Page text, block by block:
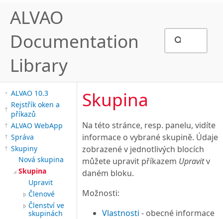
ALVAO
Documentation
Library
ALVAO 10.3
Rejstřík oken a
příkazů
ALVAO WebApp
Správa
Skupiny
Nová skupina
Skupina
Upravit
Členové
Členství ve
skupinách
Skupina
Na této stránce, resp. panelu, vidíte
informace o vybrané skupině. Údaje
zobrazené v jednotlivých blocích
můžete upravit příkazem Upravitv
daném bloku.
Možnosti:
Vlastnosti - obecné informace